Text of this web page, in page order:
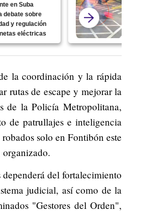
en Suba
debate sobre
y regulación
eléctricas
la coordinación y la rápida
rutas de escape y mejorar la
de la Policía Metropolitana,
de patrullajes e inteligencia
solo en Fontibón este
organizado.
del fortalecimiento
judicial, así como de la
"Gestores del Orden",